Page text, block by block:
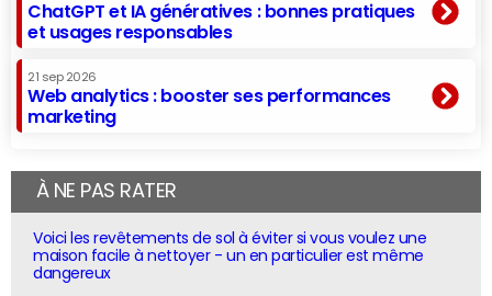
ChatGPT et IA génératives : bonnes pratiques
et usages responsables
21 sep 2026
Web analytics : booster ses performances
marketing
À NE PAS RATER
Voici les revêtements de sol à éviter si vous voulez une
maison facile à nettoyer - un en particulier est même
dangereux